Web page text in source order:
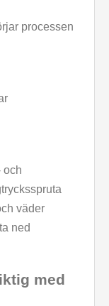
processen
och
väder
ned
med